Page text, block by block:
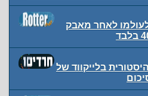
לאחר מאבק
בלייקווד של